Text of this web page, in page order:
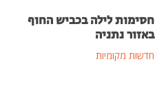
חסימות לילה בכביש החוף
באזור נתניה
חדשות מקומיות